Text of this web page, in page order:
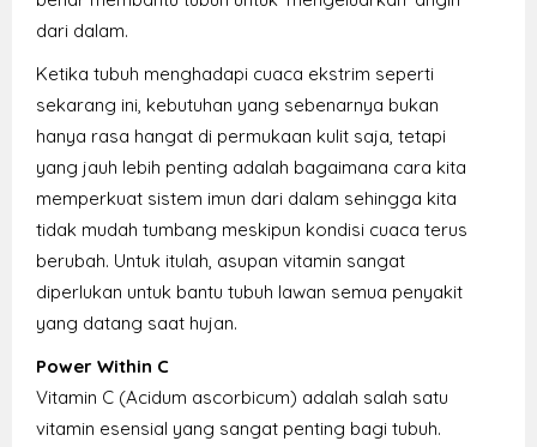
dari dalam.
Ketika tubuh menghadapi cuaca ekstrim seperti
sekarang ini, kebutuhan yang sebenarnya bukan
hanya rasa hangat di permukaan kulit saja, tetapi
yang jauh lebih penting adalah bagaimana cara kita
memperkuat sistem imun dari dalam sehingga kita
tidak mudah tumbang meskipun kondisi cuaca terus
berubah. Untuk itulah, asupan vitamin sangat
diperlukan untuk bantu tubuh lawan semua penyakit
yang datang saat hujan.
Power Within C
Vitamin C (Acidum ascorbicum) adalah salah satu
vitamin esensial yang sangat penting bagi tubuh.